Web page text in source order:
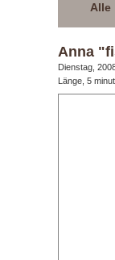
Alle
Anna
Dienstag,
Länge, 5